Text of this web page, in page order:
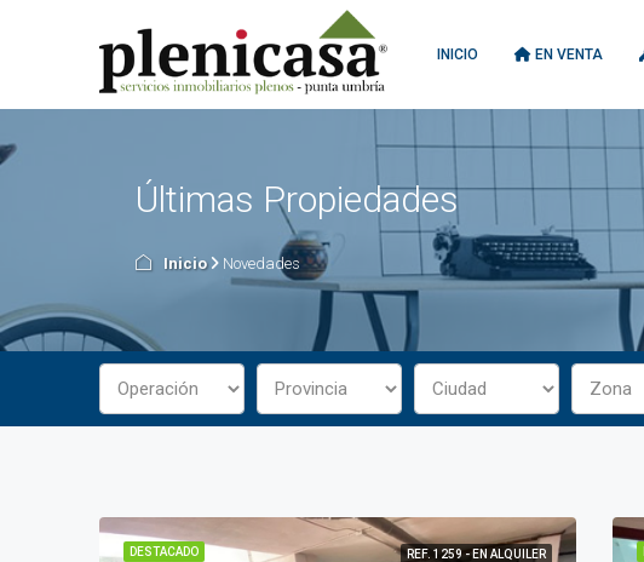
INICIO EN VENTA
Últimas Propiedades
Inicio Novedades
DESTACADO REF. 1259 - EN ALQUILER